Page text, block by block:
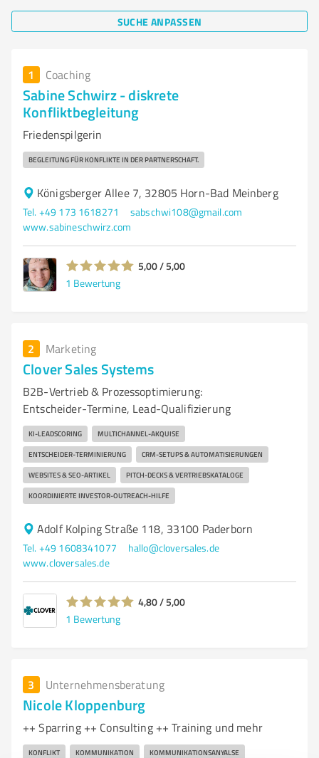
SUCHE ANPASSEN
1 Coaching
Sabine Schwirz - diskrete
Konfliktbegleitung
Friedenspilgerin
BEGLEITUNG FÜR KONFLIKTE IN DER PARTNERSCHAFT.
Königsberger Allee 7, 32805 Horn-Bad Meinberg
Tel. +49 173 1618271
sabschwi108@gmail.com
www.sabineschwirz.com
5,00 / 5,00
1 Bewertung
2 Marketing
Clover Sales Systems
B2B‑Vertrieb & Prozessoptimierung:
Entscheider‑Termine, Lead‑Qualifizierung
KI‑LEADSCORING MULTICHANNEL‑AKQUISE
ENTSCHEIDER‑TERMINIERUNG CRM‑SETUPS & AUTOMATISIERUNGEN
WEBSITES & SEO‑ARTIKEL PITCH‑DECKS & VERTRIEBSKATALOGE
KOORDINIERTE INVESTOR‑OUTREACH-HILFE
Adolf Kolping Straße 118, 33100 Paderborn
Tel. +49 1608341077
hallo@cloversales.de
www.cloversales.de
4,80 / 5,00
1 Bewertung
3 Unternehmensberatung
Nicole Kloppenburg
++ Sparring ++ Consulting ++ Training und mehr
KONFLIKT KOMMUNIKATION KOMMUNIKATIONSANYALSE